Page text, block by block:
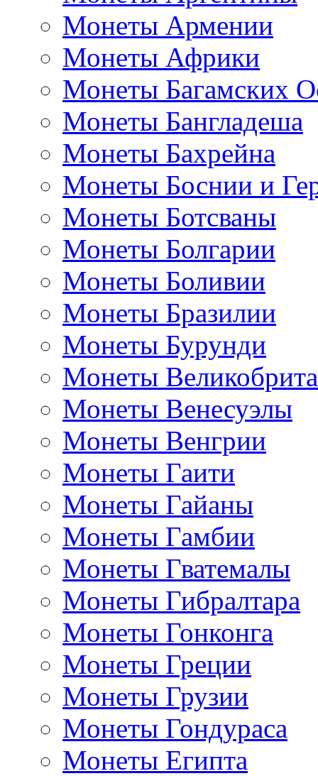
Монеты Армении
Монеты Африки
Монеты Багамских
Монеты Бангладеша
Монеты Бахрейна
Монеты Боснии и
Монеты Ботсваны
Монеты Болгарии
Монеты Боливии
Монеты Бразилии
Монеты Бурунди
Монеты
Монеты Венесуэлы
Монеты Венгрии
Монеты Гаити
Монеты Гайаны
Монеты Гамбии
Монеты Гватемалы
Монеты Гибралтара
Монеты Гонконга
Монеты Греции
Монеты Грузии
Монеты Гондураса
Монеты Египта